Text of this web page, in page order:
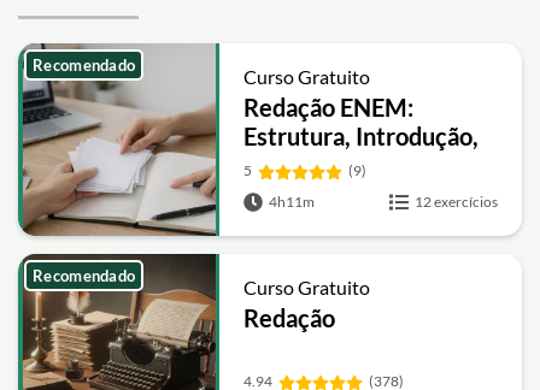
Curso Gratuito
Redação ENEM:
Estrutura, Introdução,
Desenvolvimento e
Intervenção
5
(9)
4h11m
12 exercícios
Recomendado
Curso Gratuito
Redação
4.94 (378)
Recomendado